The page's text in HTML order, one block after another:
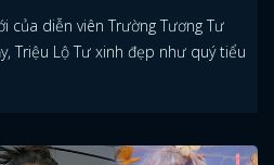
của diễn viên Trường Tương Tư
Triệu Lộ Tư xinh đẹp như quý tiểu